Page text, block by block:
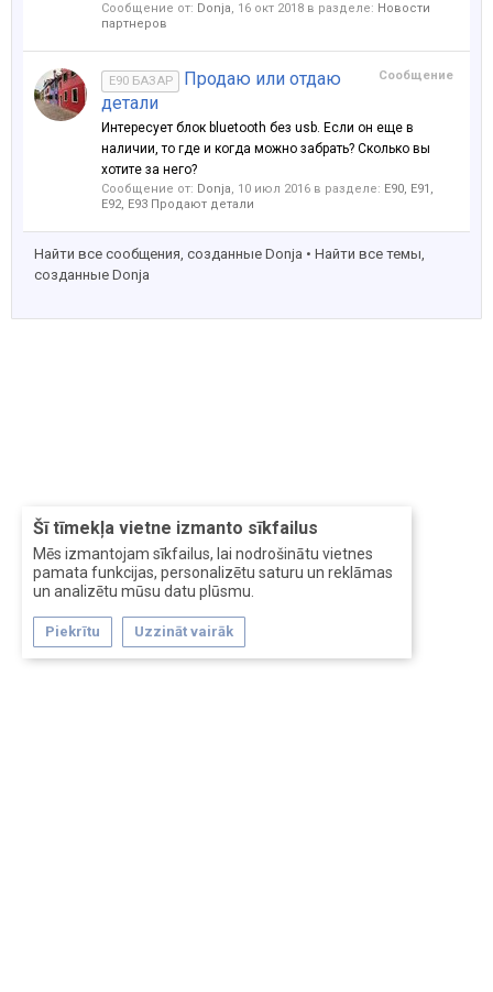
Šī tīmekļa vietne izmanto sīkfailus
Mēs izmantojam sīkfailus, lai nodrošinātu vietnes
pamata funkcijas, personalizētu saturu un reklāmas
un analizētu mūsu datu plūsmu.
Piekrītu Uzzināt vairāk
Сообщение от: Donja, 16 окт 2018 в разделе: Новости
партнеров
Сообщение
E90 БАЗАР
Продаю или отдаю
детали
Интересует блок bluetooth без usb. Если он еще в
наличии, то где и когда можно забрать? Сколько вы
хотите за него?
Сообщение от: Donja, 10 июл 2016 в разделе: Е90, E91,
E92, E93 Продают детали
Найти все сообщения, созданные Donja
Найти все темы,
созданные Donja